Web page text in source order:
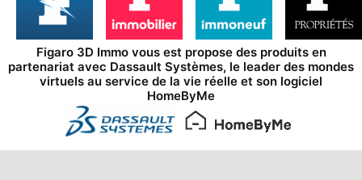
Figaro 3D Immo vous est propose des produits en
partenariat avec Dassault Systèmes, le leader des mondes
virtuels au service de la vie réelle et son logiciel
HomeByMe